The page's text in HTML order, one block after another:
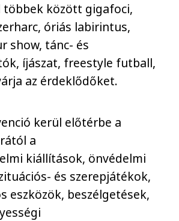
többek között gigafoci,
óriás labirintus,
show, tánc- és
íjászat, freestyle futball,
az érdeklődőket.
kerül előtérbe a
a
kiállítások, önvédelmi
és szerepjátékok,
eszközök, beszélgetések,